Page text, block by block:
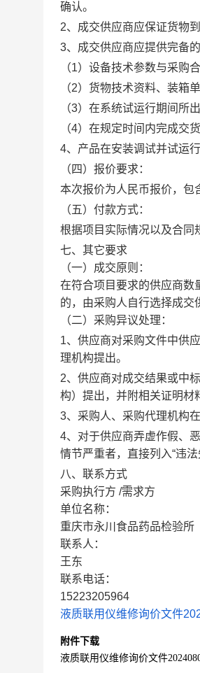
确认。
2、成交供应商应保证货物
3、成交供应商应提供完备
（1）设备技术参数与采购
（2）货物技术资料、装箱
（3）在系统试运行期间所
（4）在规定时间内完成交
4、产品在安装调试并试运
（四）报价要求：
本次报价为人民币报价，包
（五）付款方式：
根据项目实际情况以及合同
七、其它要求
（一）成交原则：
在符合项目要求的供应商数
的，由采购人自行选择成交
（二）采购异议处理：
1、供应商对采购文件中供
理机构提出。
2、供应商对成交结果或中
构）提出，并附相关证明材
3、采购人、采购代理机构
4、对于供应商弄虚作假、
情节严重者，直接列入“违
八、联系方式
采购执行方 /需求方
单位名称：
重庆市永川食品药品检验所
联系人：
王东
联系电话：
15223205964
液质联用仪维修询价文件
附件下载
液质联用仪维修询价文件